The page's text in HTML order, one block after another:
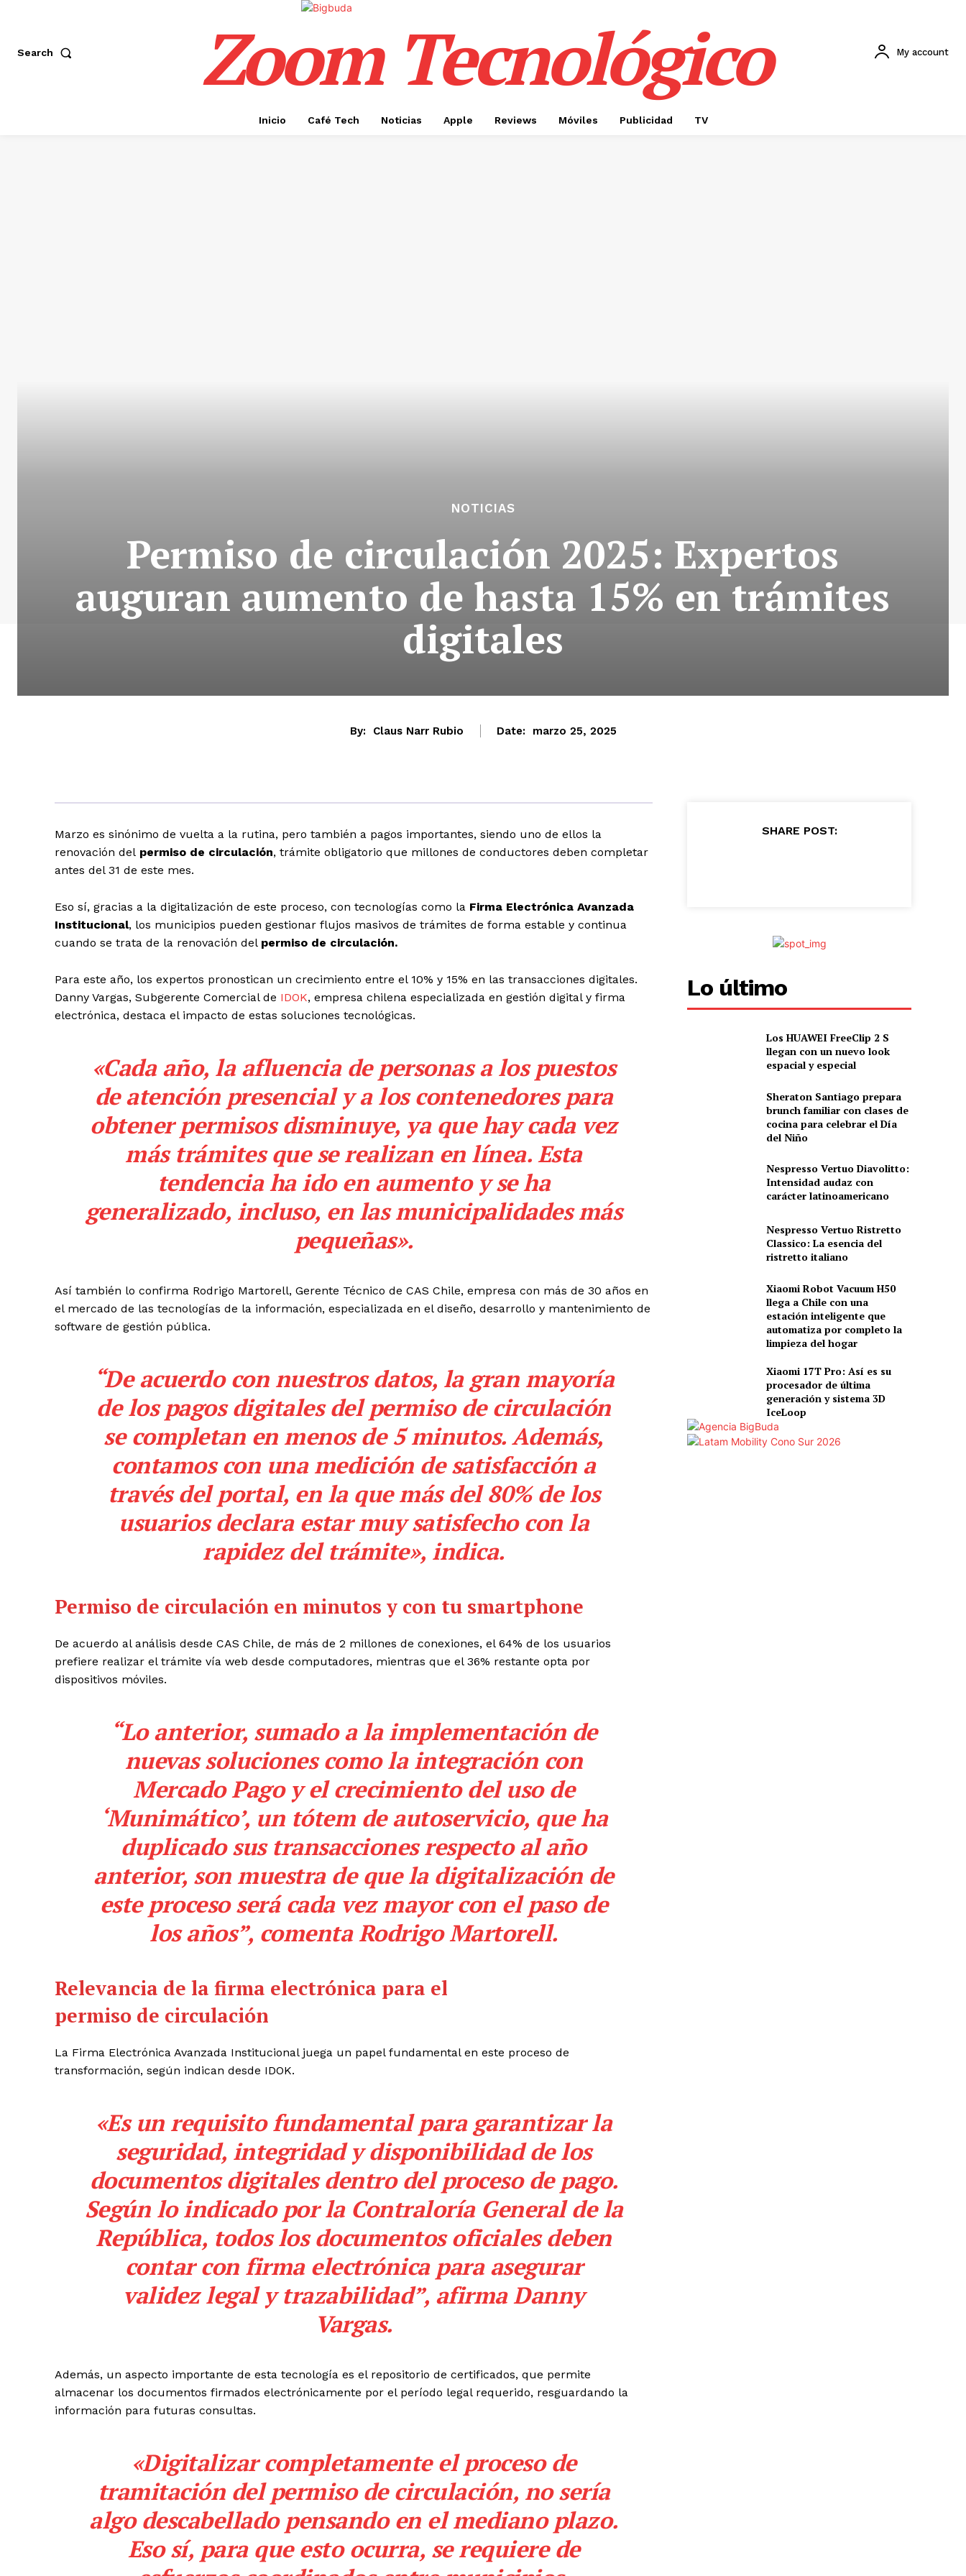
Search Zoom Tecnológico My account
Inicio Café Tech Noticias Apple Reviews Móviles Publicidad TV
NOTICIAS
Permiso de circulación 2025: Expertos
auguran aumento de hasta 15% en trámites
digitales
By: Claus Narr Rubio Date: marzo 25, 2025
Marzo es sinónimo de vuelta a la rutina, pero también a pagos importantes, siendo uno de ellos la
renovación del permiso de circulación, trámite obligatorio que millones de conductores deben completar
antes del 31 de este mes.
Eso sí, gracias a la digitalización de este proceso, con tecnologías como la Firma Electrónica Avanzada
Institucional, los municipios pueden gestionar flujos masivos de trámites de forma estable y continua
cuando se trata de la renovación del permiso de circulación.
Para este año, los expertos pronostican un crecimiento entre el 10% y 15% en las transacciones digitales.
Danny Vargas, Subgerente Comercial de IDOK, empresa chilena especializada en gestión digital y firma
electrónica, destaca el impacto de estas soluciones tecnológicas.
«Cada año, la afluencia de personas a los puestos
de atención presencial y a los contenedores para
obtener permisos disminuye, ya que hay cada vez
más trámites que se realizan en línea. Esta
tendencia ha ido en aumento y se ha
generalizado, incluso, en las municipalidades más
pequeñas».
Así también lo confirma Rodrigo Martorell, Gerente Técnico de CAS Chile, empresa con más de 30 años en
el mercado de las tecnologías de la información, especializada en el diseño, desarrollo y mantenimiento de
software de gestión pública.
“De acuerdo con nuestros datos, la gran mayoría
de los pagos digitales delpermisodecirculación
se completan en menos de 5 minutos. Además,
contamos con una medición de satisfacción a
través del portal, en la que más del 80% de los
usuarios declara estar muy satisfecho con la
rapidez del trámite», indica.
Permiso de circulación en minutos y con tu smartphone
De acuerdo al análisis desde CAS Chile, de más de 2 millones de conexiones, el 64% de los usuarios
prefiere realizar el trámite vía web desde computadores, mientras que el 36% restante opta por
dispositivos móviles.
“Lo anterior, sumado a la implementación de
nuevas soluciones como la integración con
Mercado Pago y el crecimiento del uso de
‘Munimático’, un tótem de autoservicio, que ha
duplicado sus transacciones respecto al año
anterior, son muestra de que la digitalización de
este proceso será cada vez mayor con el paso de
los años”, comenta Rodrigo Martorell.
Relevancia de la firma electrónica para el
permiso de circulación
La Firma Electrónica Avanzada Institucional juega un papel fundamental en este proceso de
transformación, según indican desde IDOK.
«Es un requisito fundamental para garantizar la
seguridad, integridad y disponibilidad de los
documentos digitales dentro del proceso de pago.
Según lo indicado por la Contraloría General de la
República, todos los documentos oficiales deben
contar con firma electrónica para asegurar
validez legal y trazabilidad”, afirma Danny
Vargas.
Además, un aspecto importante de esta tecnología es el repositorio de certificados, que permite
almacenar los documentos firmados electrónicamente por el período legal requerido, resguardando la
información para futuras consultas.
«Digitalizar completamente el proceso de
tramitación delpermisodecirculación, no sería
algo descabellado pensando en el mediano plazo.
Eso sí, para que esto ocurra, se requiere de
SHARE POST:
Lo último
Los HUAWEI FreeClip 2 S
llegan con un nuevo look
espacial y especial
Sheraton Santiago prepara
brunch familiar con clases de
cocina para celebrar el Día
del Niño
Nespresso Vertuo Diavolitto:
Intensidad audaz con
carácter latinoamericano
Nespresso Vertuo Ristretto
Classico: La esencia del
ristretto italiano
Xiaomi Robot Vacuum H50
llega a Chile con una
estación inteligente que
automatiza por completo la
limpieza del hogar
Xiaomi 17T Pro: Así es su
procesador de última
generación y sistema 3D
IceLoop